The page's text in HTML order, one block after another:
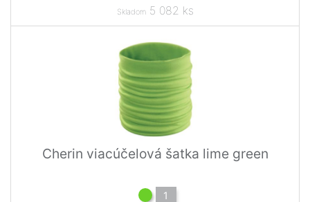
Skladom 5 082 ks
Cherin viacúčelová šatka lime green
1